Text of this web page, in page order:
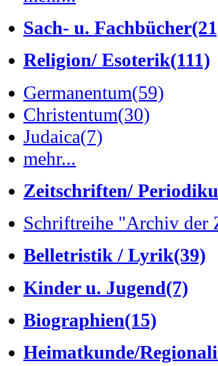
Sach- u. Fachbücher
Religion/ Esoterik(111)
Germanentum(59)
Christentum(30)
Judaica(7)
mehr...
Zeitschriften/
Schriftreihe "Archiv der
Belletristik / Lyrik(39)
Kinder u. Jugend(7)
Biographien(15)
Heimatkunde/